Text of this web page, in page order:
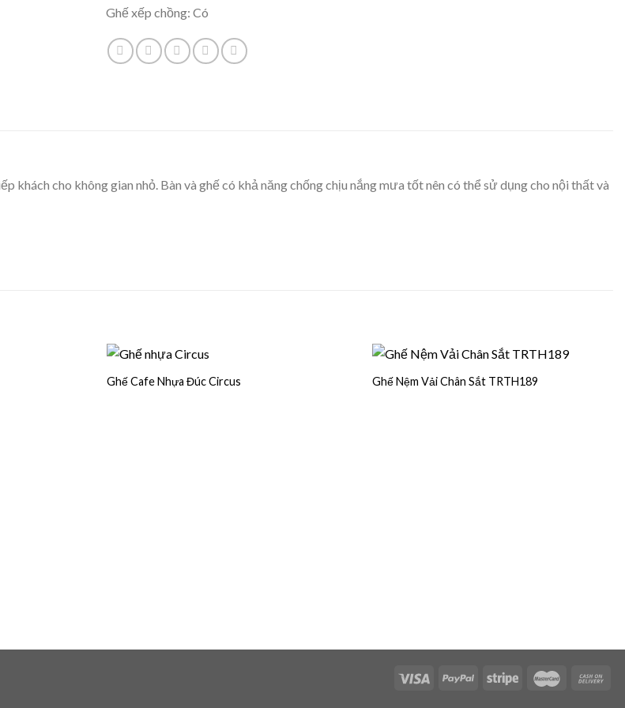
Ghế xếp chồng: Có
khách cho không gian nhỏ. Bàn và ghế có khả năng chống chịu nắng mưa tốt nên có thể sử dụng cho nội thất và
Ghế Cafe Nhựa Đúc Circus Ghế Nệm Vải Chân Sắt TRTH189